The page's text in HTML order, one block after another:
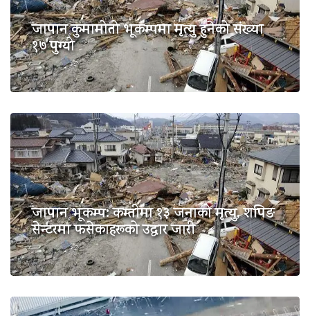
जापान कुमामोतो भूकम्पमा मृत्यु हुनेको संख्या
१७ पुग्यो
जापान भूकम्प: कम्तीमा १३ जनाको मृत्यु, शपिङ
सेन्टरमा फसेकाहरूको उद्धार जारी